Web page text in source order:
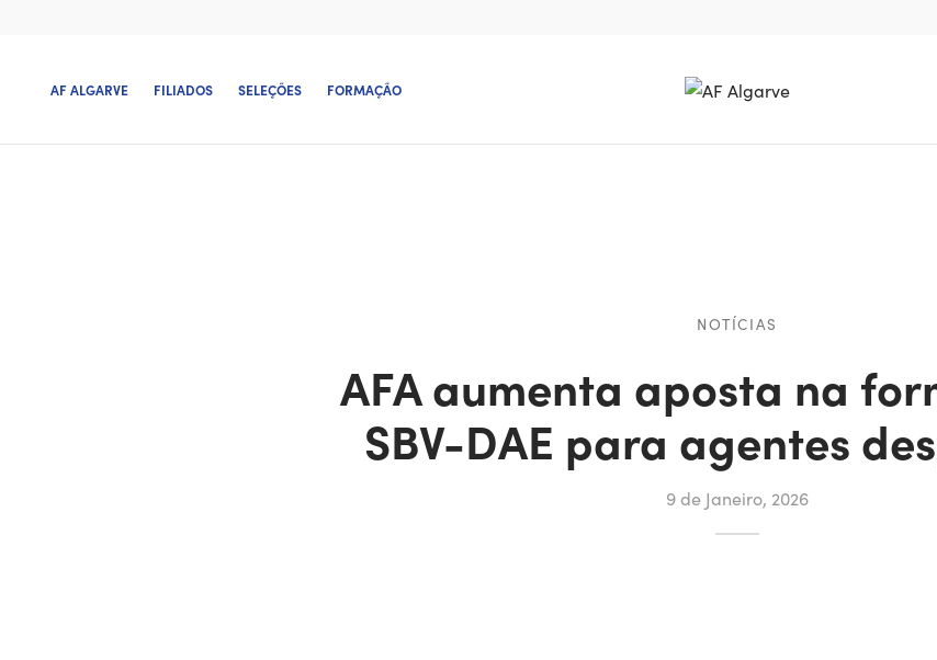
AF ALGARVE FILIADOS SELEÇÕES FORMAÇÃO
NOTÍCIAS
AFA aumenta aposta na
SBV-DAE para agentes
9 de Janeiro, 2026